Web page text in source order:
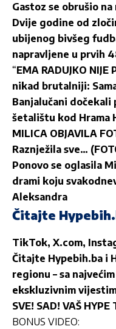
Gastoz se obrušio
Dvije godine od
ubijenog bivšeg
napravljene u prvih
“EMA RADUJKO NIJE
nikad brutalniji:
Banjalučani dočekali
šetalištu kod Hrama
MILICA OBJAVILA
Raznježila sve…
Ponovo se oglasila
drami koju
Aleksandra
Čitajte
TikTok, X.com,
Čitajte Hypebih.ba i
regionu – sa
ekskluzivnim
SVE! SAD! VAŠ HYPE
BONUS VIDEO: